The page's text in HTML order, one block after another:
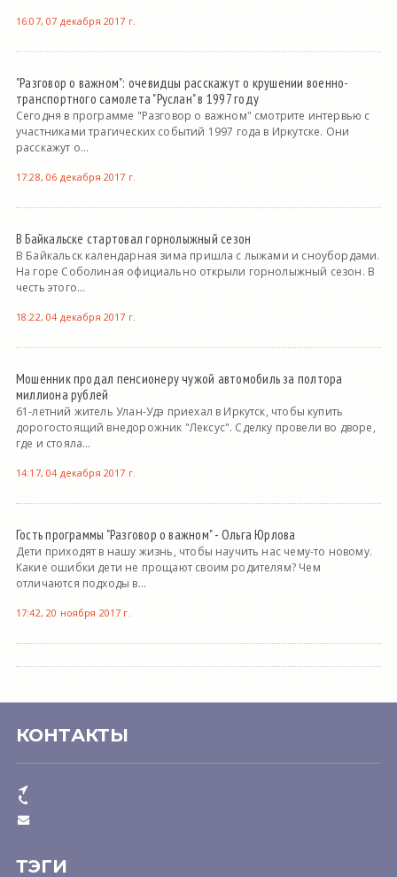
16:07, 07 декабря 2017 г.
"Разговор о важном": очевидцы расскажут о крушении военно-
транспортного самолета "Руслан" в 1997 году
Сегодня в программе "Разговор о важном" смотрите интервью с
участниками трагических событий 1997 года в Иркутске. Они
расскажут о...
17:28, 06 декабря 2017 г.
В Байкальске стартовал горнолыжный сезон
В Байкальск календарная зима пришла с лыжами и сноубордами.
На горе Соболиная официально открыли горнолыжный сезон. В
честь этого...
18:22, 04 декабря 2017 г.
Мошенник продал пенсионеру чужой автомобиль за полтора
миллиона рублей
61-летний житель Улан-Удэ приехал в Иркутск, чтобы купить
дорогостоящий внедорожник "Лексус". Сделку провели во дворе,
где и стояла...
14:17, 04 декабря 2017 г.
Гость программы "Разговор о важном" - Ольга Юрлова
Дети приходят в нашу жизнь, чтобы научить нас чему-то новому.
Какие ошибки дети не прощают своим родителям? Чем
отличаются подходы в...
17:42, 20 ноября 2017 г.
КОНТАКТЫ
ТЭГИ